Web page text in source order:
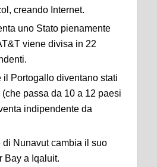
creando Internet.
uno Stato pienamente
viene divisa in 22
il Portogallo diventano stati
passa da 10 a 12 paesi
indipendente da
di Nunavut cambia il suo
Bay a Iqaluit.